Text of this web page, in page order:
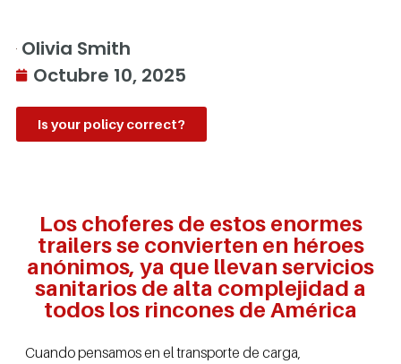
Olivia Smith
Octubre 10, 2025
Is your policy correct?
Los choferes de estos enormes
trailers se convierten en héroes
anónimos, ya que llevan servicios
sanitarios de alta complejidad a
todos los rincones de América
Cuando pensamos en el transporte de carga,